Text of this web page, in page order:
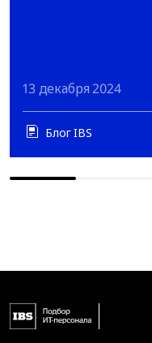
13 декабря 2024
Блог IBS